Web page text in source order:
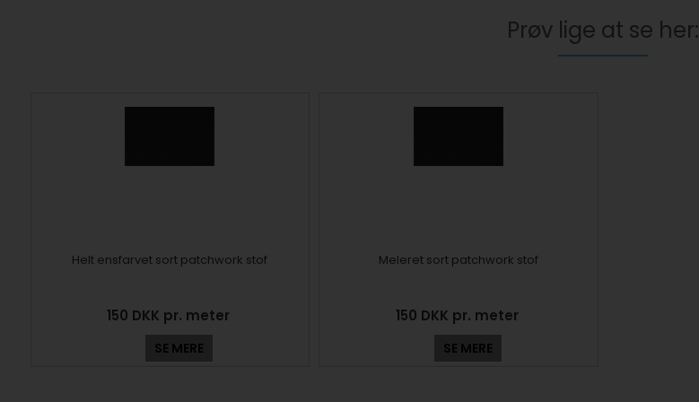
Prøv lige at se her:
Helt ensfarvet sort patchwork stof
150 DKK pr. meter
SE MERE
Meleret sort patchwork stof
150 DKK pr. meter
SE MERE